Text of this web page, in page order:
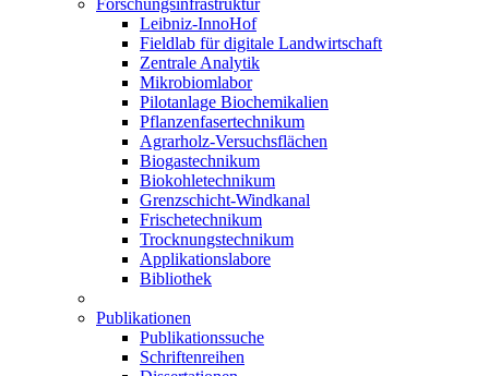
Forschungsinfrastruktur
Leibniz-InnoHof
Fieldlab für digitale Landwirtschaft
Zentrale Analytik
Mikrobiomlabor
Pilotanlage Biochemikalien
Pflanzenfasertechnikum
Agrarholz-Versuchsflächen
Biogastechnikum
Biokohletechnikum
Grenzschicht-Windkanal
Frischetechnikum
Trocknungstechnikum
Applikationslabore
Bibliothek
Publikationen
Publikationssuche
Schriftenreihen